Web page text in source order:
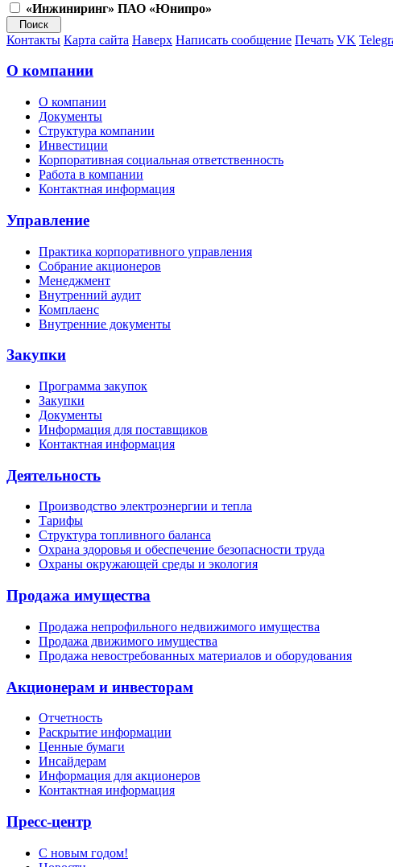
«Инжиниринг» ПАО «Юнипро»
Контакты Карта сайта Наверх Написать сообщение Печать VK
О компании
О компании
Документы
Структура компании
Инвестиции
Корпоративная социальная ответственность
Работа в компании
Контактная информация
Управление
Практика корпоративного управления
Собрание акционеров
Менеджмент
Внутренний аудит
Комплаенс
Внутренние документы
Закупки
Программа закупок
Закупки
Документы
Информация для поставщиков
Контактная информация
Деятельность
Производство электроэнергии и тепла
Тарифы
Структура топливного баланса
Охрана здоровья и обеспечение безопасности труда
Охраны окружающей среды и экология
Продажа имущества
Продажа непрофильного недвижимого имущества
Продажа движимого имущества
Продажа невостребованных материалов и оборудования
Акционерам и инвесторам
Отчетность
Раскрытие информации
Ценные бумаги
Инсайдерам
Информация для акционеров
Контактная информация
Пресс-центр
С новым годом!